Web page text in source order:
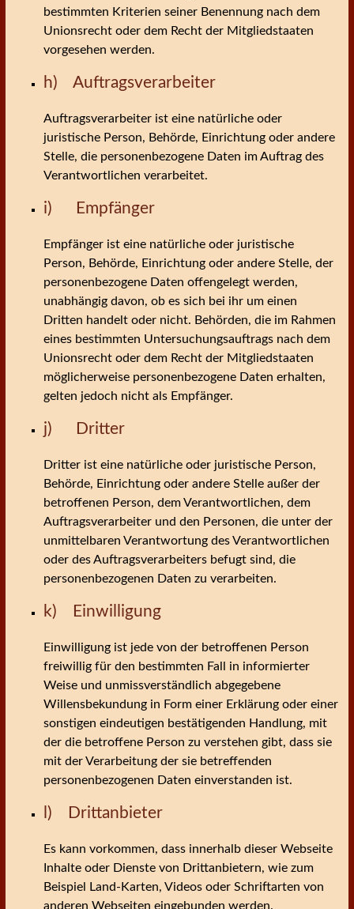
bestimmten Kriterien seiner Benennung nach dem
Unionsrecht oder dem Recht der Mitgliedstaaten
vorgesehen werden.
h) Auftragsverarbeiter
Auftragsverarbeiter ist eine natürliche oder
juristische Person, Behörde, Einrichtung oder andere
Stelle, die personenbezogene Daten im Auftrag des
Verantwortlichen verarbeitet.
i) Empfänger
Empfänger ist eine natürliche oder juristische
Person, Behörde, Einrichtung oder andere Stelle, der
personenbezogene Daten offengelegt werden,
unabhängig davon, ob es sich bei ihr um einen
Dritten handelt oder nicht. Behörden, die im Rahmen
eines bestimmten Untersuchungsauftrags nach dem
Unionsrecht oder dem Recht der Mitgliedstaaten
möglicherweise personenbezogene Daten erhalten,
gelten jedoch nicht als Empfänger.
j) Dritter
Dritter ist eine natürliche oder juristische Person,
Behörde, Einrichtung oder andere Stelle außer der
betroffenen Person, dem Verantwortlichen, dem
Auftragsverarbeiter und den Personen, die unter der
unmittelbaren Verantwortung des Verantwortlichen
oder des Auftragsverarbeiters befugt sind, die
personenbezogenen Daten zu verarbeiten.
k) Einwilligung
Einwilligung ist jede von der betroffenen Person
freiwillig für den bestimmten Fall in informierter
Weise und unmissverständlich abgegebene
Willensbekundung in Form einer Erklärung oder einer
sonstigen eindeutigen bestätigenden Handlung, mit
der die betroffene Person zu verstehen gibt, dass sie
mit der Verarbeitung der sie betreffenden
personenbezogenen Daten einverstanden ist.
l) Drittanbieter
Es kann vorkommen, dass innerhalb dieser Webseite
Inhalte oder Dienste von Drittanbietern, wie zum
Beispiel Land-Karten, Videos oder Schriftarten von
anderen Webseiten eingebunden werden.